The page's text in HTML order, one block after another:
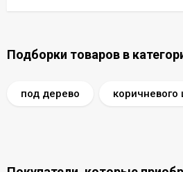
Подборки товаров в
под дерево коричневого